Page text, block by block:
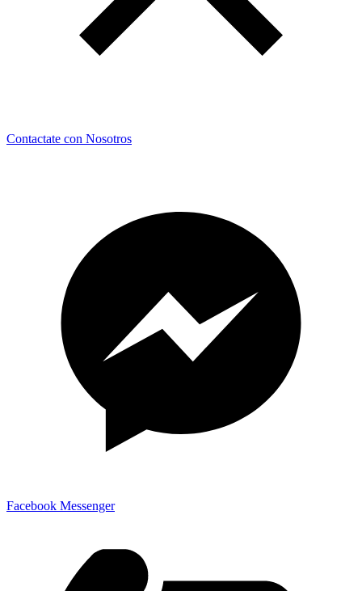
Contactate con Nosotros
Facebook Messenger